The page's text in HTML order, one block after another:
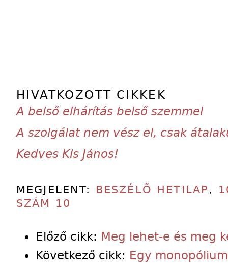
HIVATKOZOTT CIKKEK
A belső elhárítás belső szemmel
A szolgálat nem vész el, csak
Kedves Kis János!
MEGJELENT: BESZÉLŐ HETILAP ,
SZÁM 10
Előző cikk: Meg lehet-e és meg
Következő cikk: Egy